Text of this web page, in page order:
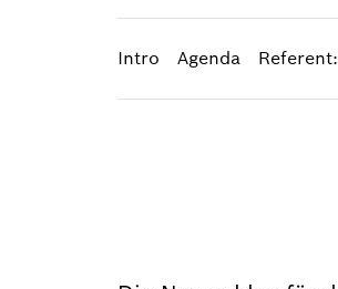
Intro Agenda